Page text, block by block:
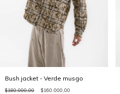
Bush jacket - Verde musgo
$180.000,00 $160.000,00